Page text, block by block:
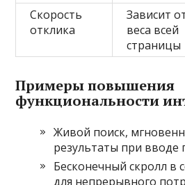
Скорость
отклика
Зависит
веса всей
страницы
Примеры повышения
функциональности
Живой поиск,
результаты при вводе
Бесконечный скролл в
для непрерывного